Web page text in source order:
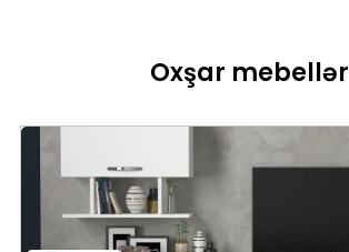
Oxşar mebellər